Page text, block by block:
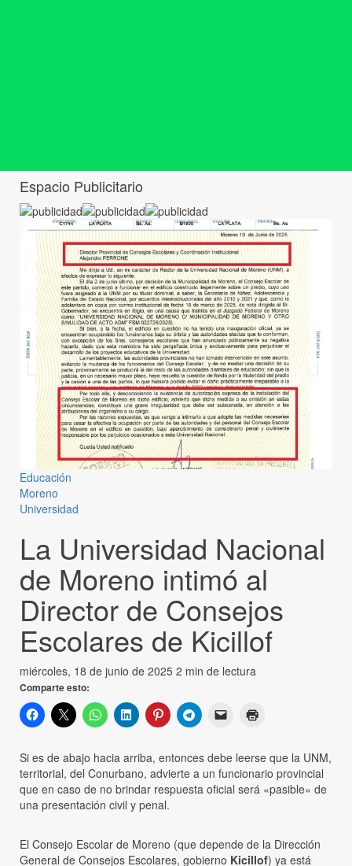
Espacio Publicitario
Educación
Moreno
Universidad
La Universidad Nacional
de Moreno intimó al
Director de Consejos
Escolares de Kicillof
miércoles, 18 de junio de 2025 2 min de lectura
Comparte esto:
Si es de abajo hacia arriba, entonces debe leerse que la UNM,
territorial, del Conurbano, advierte a un funcionario provincial
que en caso de no brindar respuesta oficial será «pasible» de
una presentación civil y penal.
El Consejo Escolar de Moreno (que depende de la Dirección
General de Consejos Escolares, gobierno Kicillof) ya está